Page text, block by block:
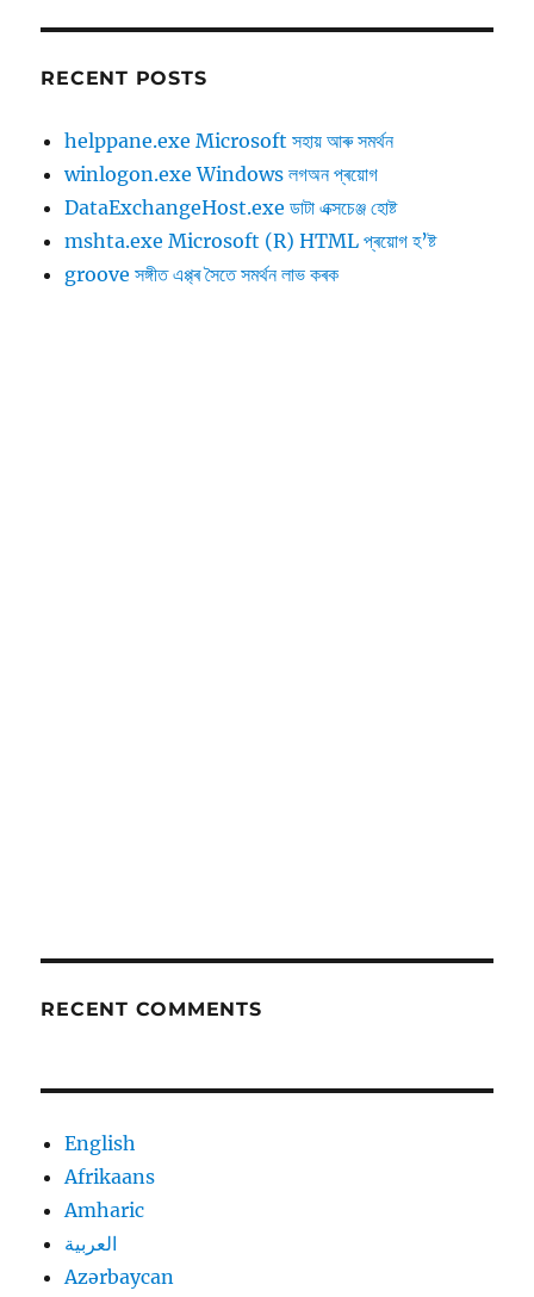
RECENT POSTS
helppane.exe Microsoft সহায় আৰু সমৰ্থন
winlogon.exe Windows লগঅন প্ৰয়োগ
DataExchangeHost.exe ডাটা এক্সচেঞ্জ হোষ্ট
mshta.exe Microsoft (R) HTML প্ৰয়োগ হ’ষ্ট
groove সঙ্গীত এপ্প্‌ৰ সৈতে সমৰ্থন লাভ কৰক
RECENT COMMENTS
English
Afrikaans
Amharic
العربية
Azərbaycan